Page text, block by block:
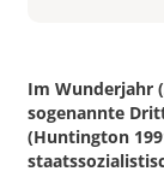
Im Wunderjahr
sogenannte
(Huntington